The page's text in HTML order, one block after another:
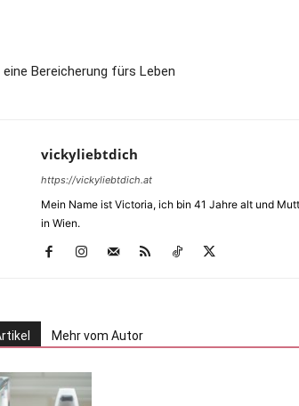
Bereicherung fürs Leben
vickyliebtdich
https://vickyliebtdich.at
Mein Name ist Victoria, ich bin 41 Jahre alt und
in Wien.
Mehr vom Autor